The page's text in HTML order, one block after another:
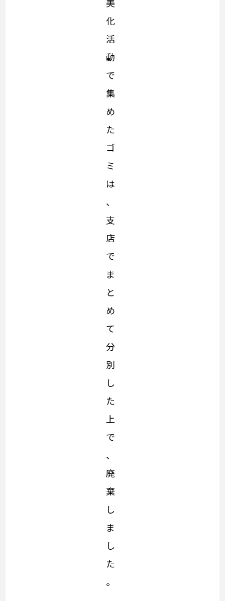
化
活
動
で
集
め
た
ゴ
ミ
は
、
支
店
で
ま
と
め
て
分
別
し
た
上
で
、
廃
棄
し
ま
し
た
。